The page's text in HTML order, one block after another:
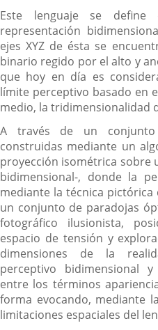
Este lenguaje se define
representación
ejes XYZ de ésta se
binario regido por el alto y
que hoy en día es
límite perceptivo basado en
medio, la tridimensionalidad
A través de un conjunto
construidas mediante un
proyección isométrica sobre
bidimensional-, donde la
mediante la técnica
un conjunto de paradojas
fotográfico ilusionista,
espacio de tensión y
dimensiones de la
perceptivo bidimensional
entre los términos
forma evocando, mediante
limitaciones espaciales del